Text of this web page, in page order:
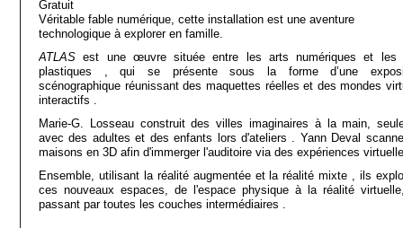
Gratuit
Véritable fable numérique, cette installation est une aventure
technologique à explorer en famille.
ATLASest une œuvre située entre les arts numériques et les
plastiques , qui se présente sous la forme d’une
scénographique réunissant des maquettes réelles et des mondes
interactifs .
Marie-G. Losseau construit des villes imaginaires à la main,
avec des adultes et des enfants lors d'ateliers . Yann Deval
maisons en 3D afin d'immerger l'auditoire via des expériences
Ensemble, utilisant la réalité augmentée et la réalité mixte , ils
ces nouveaux espaces, de l'espace physique à la réalité
passant par toutes les couches intermédiaires .